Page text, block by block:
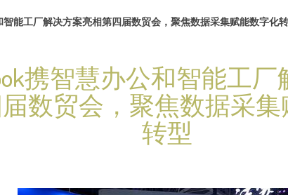
能工厂解决方案亮相第四届数贸会，聚焦数据采集赋能数字化
携智慧办公和智能工
数贸会，聚焦数据采
转型